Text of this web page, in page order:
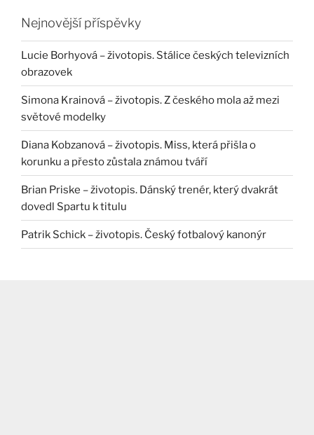
Nejnovější příspěvky
Lucie Borhyová – životopis. Stálice českých televizních
obrazovek
Simona Krainová – životopis. Z českého mola až mezi
světové modelky
Diana Kobzanová – životopis. Miss, která přišla o
korunku a přesto zůstala známou tváří
Brian Priske – životopis. Dánský trenér, který dvakrát
dovedl Spartu k titulu
Patrik Schick – životopis. Český fotbalový kanonýr